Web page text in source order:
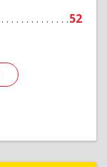
52
Подробнее